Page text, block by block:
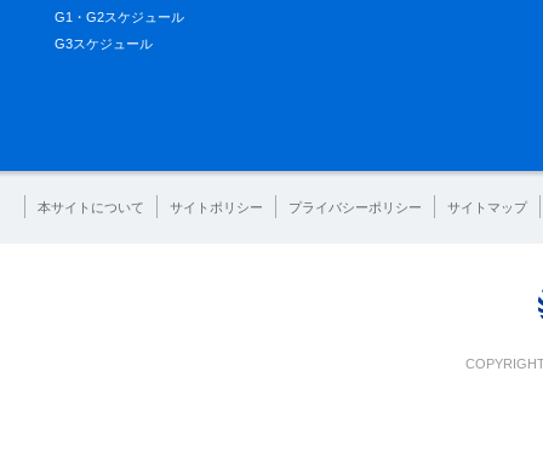
G1・G2スケジュール
G3スケジュール
本サイトについて サイトポリシー プライバシーポリシー サイトマップ